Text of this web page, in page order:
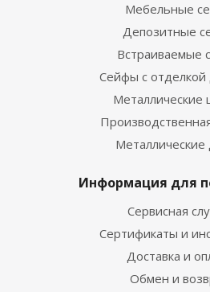
Мебельные
Депозитные
Встраиваемые
Сейфы с
Металлические
Металлические
Информация для
Сервисная
Сертификаты и
Доставка и
Обмен и